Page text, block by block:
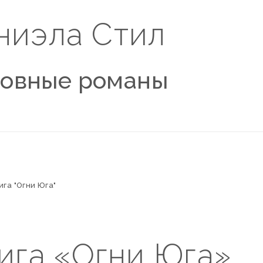
Стил
романы
"Огни Юга"
«Огни Юга»